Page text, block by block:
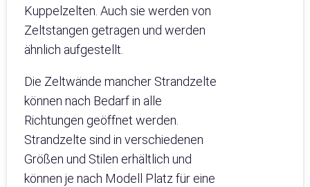
Kuppelzelten. Auch sie werden von
Zeltstangen getragen und werden
ähnlich aufgestellt.
Die Zeltwände mancher Strandzelte
können nach Bedarf in alle
Richtungen geöffnet werden.
Strandzelte sind in verschiedenen
Größen und Stilen erhältlich und
können je nach Modell Platz für eine